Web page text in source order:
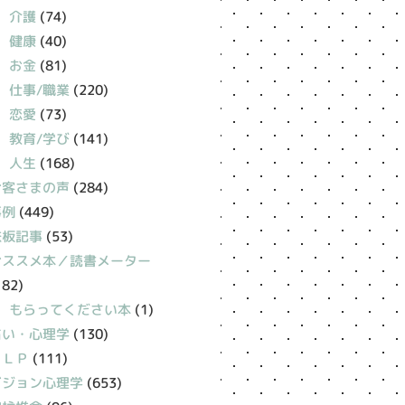
介護(74)
健康(40)
お金 (81)
仕事/職業 (220)
恋愛 (73)
教育/学び(141)
人生 (168)
さまの声 (284)
(449)
記事 (53)
スメ本／読書メーター
もらってください本(1)
・心理学 (130)
Ｐ (111)
ョン心理学 (653)